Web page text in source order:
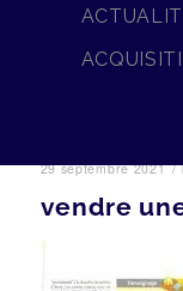
29 septembre 2021 /
vendre